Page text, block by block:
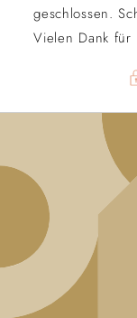
geschlossen.
Vielen Dank